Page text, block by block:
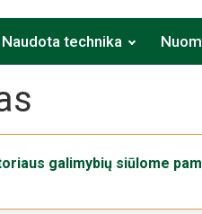
Naudota technika
galimybių siūlome